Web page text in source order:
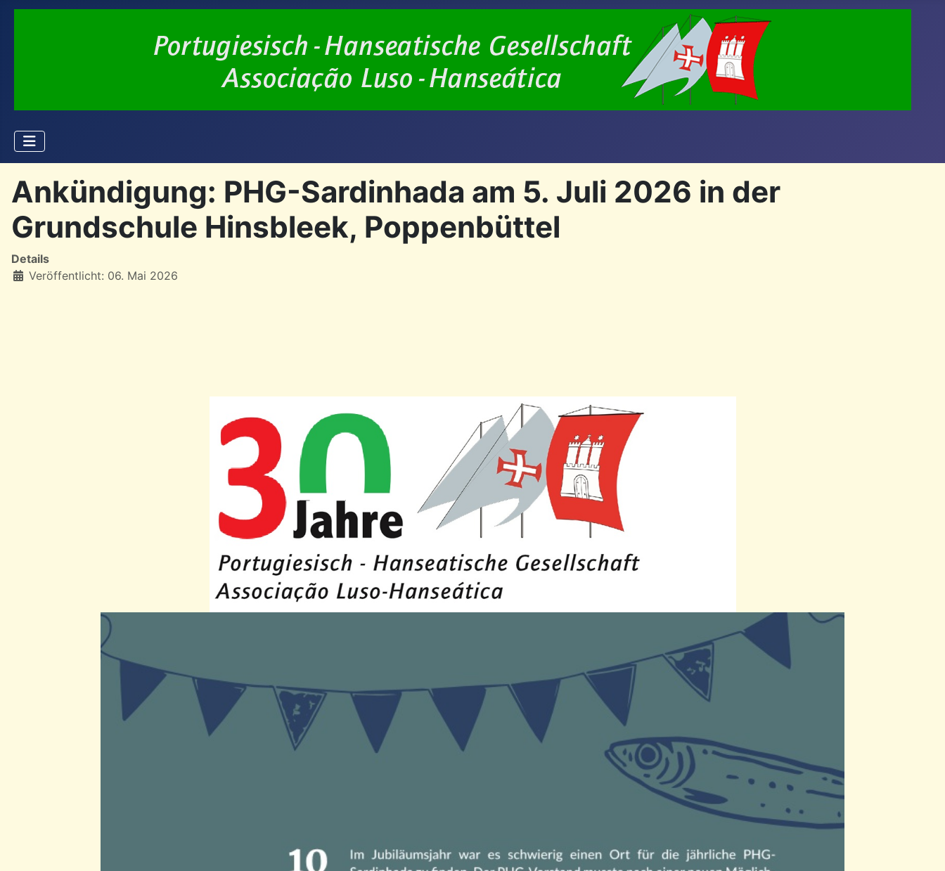
Ankündigung: PHG-Sardinhada am 5. Juli 2026 in der
Grundschule Hinsbleek, Poppenbüttel
Details
Veröffentlicht: 06. Mai 2026